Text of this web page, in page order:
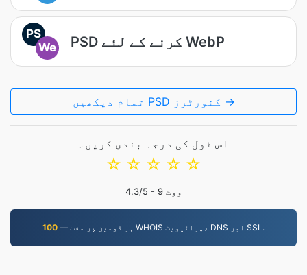
PS
We
PSD کرنے کے لئے WebP
تمام دیکھیں PSD کنورٹرز →
اس ٹول کی درجہ بندی کریں۔
☆
☆
☆
☆
☆
4.3/5 - 9 ووٹ
100 — ہر ڈومین پر مفت WHOIS پرائیویٹ، DNS اور SSL.